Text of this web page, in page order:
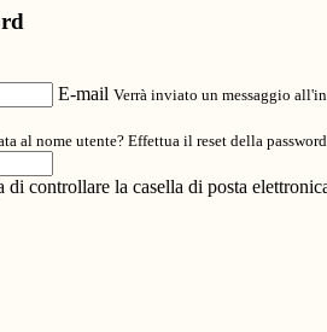
E-mail Verrà inviato un messaggio
al nome utente? Effettua il reset della
di controllare la casella di posta